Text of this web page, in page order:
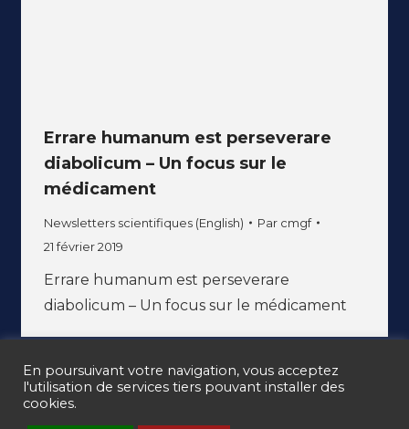
Errare humanum est perseverare
diabolicum – Un focus sur le
médicament
Newsletters scientifiques (English) Par cmgf
21 février 2019
Errare humanum est perseverare
diabolicum – Un focus sur le médicament
En poursuivant votre navigation, vous acceptez
l'utilisation de services tiers pouvant installer des
cookies.